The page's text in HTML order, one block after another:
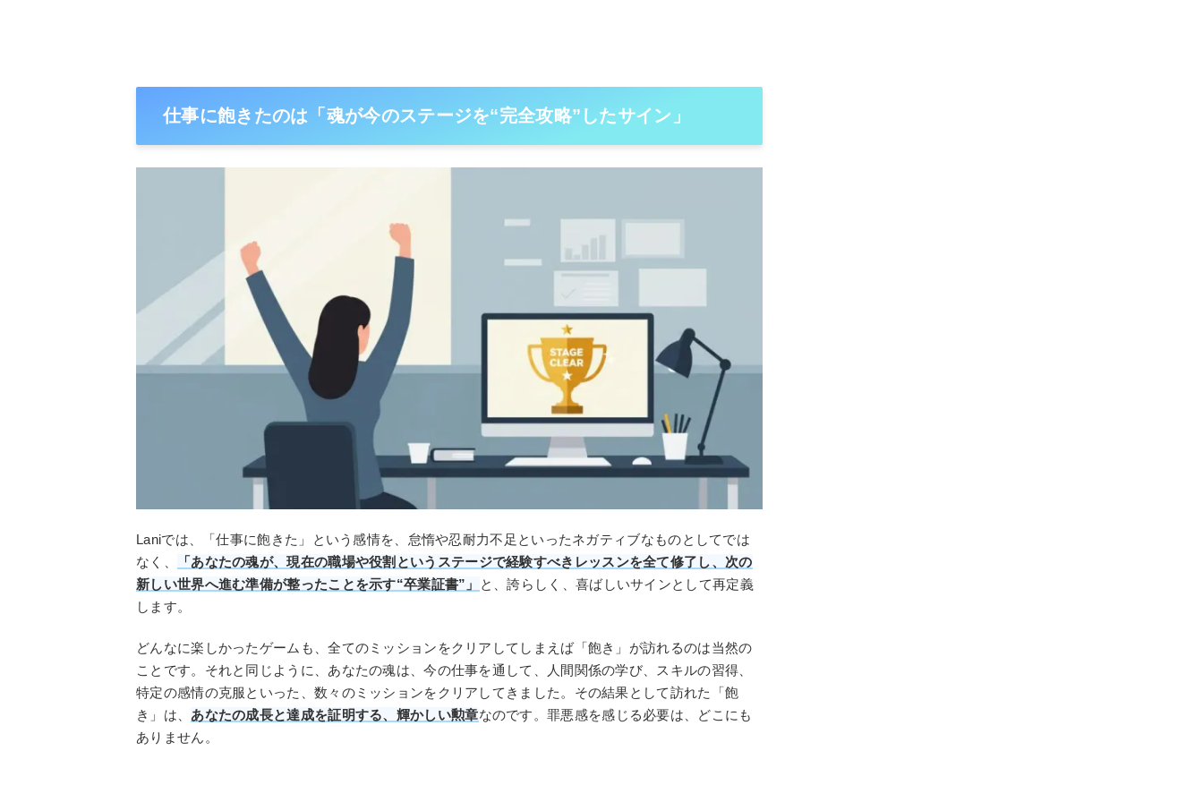
仕事に飽きたのは「魂が今のステージを“完全攻略”したサイン」
Laniでは、「仕事に飽きた」という感情を、怠惰や忍耐力不足といったネガティブなものとしてでは
なく、
「あなたの魂が、現在の職場や役割というステージで経験すべきレッスンを全て修了し、次の
新しい世界へ進む準備が整ったことを示す“卒業証書”」
と、誇らしく、喜ばしいサインとして再定義
します。
どんなに楽しかったゲームも、全てのミッションをクリアしてしまえば「飽き」が訪れるのは当然の
ことです。それと同じように、あなたの魂は、今の仕事を通して、人間関係の学び、スキルの習得、
特定の感情の克服といった、数々のミッションをクリアしてきました。その結果として訪れた「飽
き」は、 あなたの成長と達成を証明する、輝かしい勲章なのです。罪悪感を感じる必要は、どこにも
ありません。